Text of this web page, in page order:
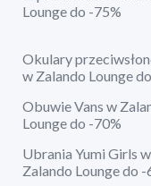
Lounge do -75%
Okulary
w Zalando Lounge
Obuwie Vans w
Lounge do -70%
Ubrania Yumi Girls w
Zalando Lounge do -